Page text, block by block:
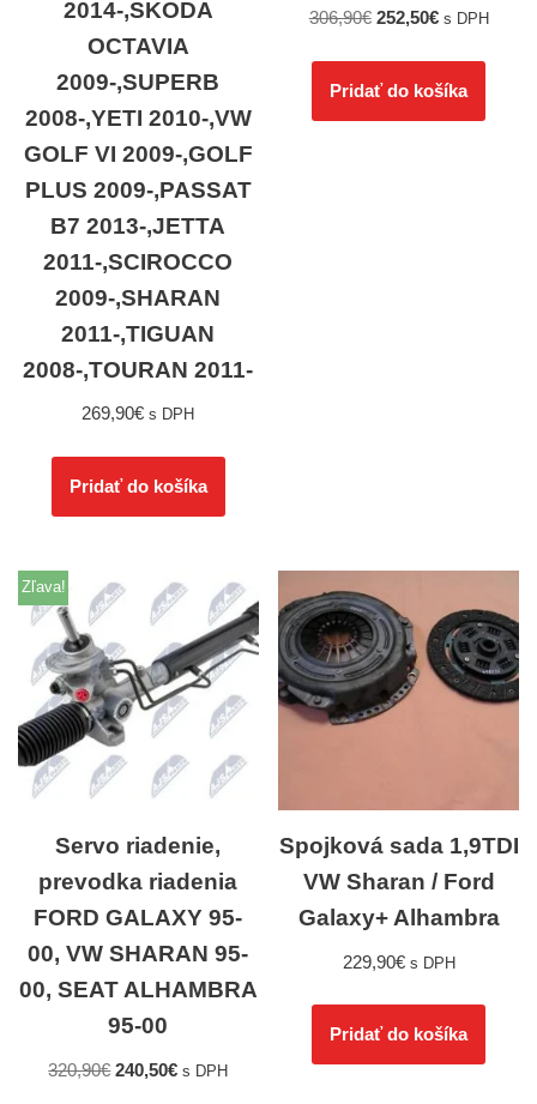
2014-,SKODA
OCTAVIA
2009-,SUPERB
2008-,YETI 2010-,VW
GOLF VI 2009-,GOLF
PLUS 2009-,PASSAT
B7 2013-,JETTA
2011-,SCIROCCO
2009-,SHARAN
2011-,TIGUAN
2008-,TOURAN 2011-
269,90€ s DPH
Pridať do košíka
306,90€ 252,50€ s DPH
Pridať do košíka
Zľava!
Servo riadenie,
prevodka riadenia
FORD GALAXY 95-
00, VW SHARAN 95-
00, SEAT ALHAMBRA
95-00
320,90€ 240,50€ s DPH
Spojková sada 1,9TDI
VW Sharan / Ford
Galaxy+ Alhambra
229,90€ s DPH
Pridať do košíka